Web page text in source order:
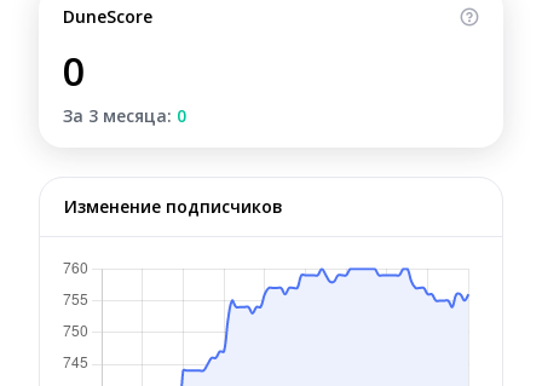
DuneScore
0
За 3 месяца: 0
Изменение подписчиков